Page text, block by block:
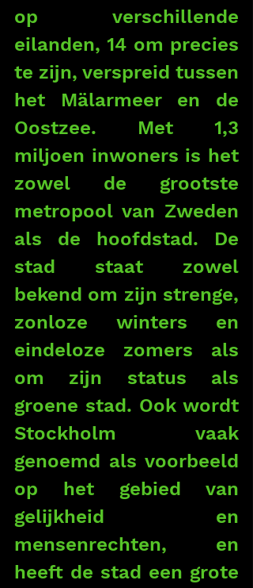
op verschillende
eilanden, 14 om precies
te zijn, verspreid tussen
het Mälarmeer en de
Oostzee. Met 1,3
miljoen inwoners is het
zowel de grootste
metropool van Zweden
als de hoofdstad. De
stad staat zowel
bekend om zijn strenge,
zonloze winters en
eindeloze zomers als
om zijn status als
groene stad. Ook wordt
Stockholm vaak
genoemd als voorbeeld
op het gebied van
gelijkheid en
mensenrechten, en
heeft de stad een grote